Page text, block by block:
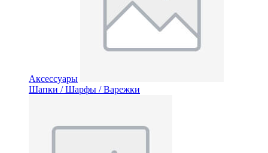
Аксессуары
Шапки / Шарфы / Варежки